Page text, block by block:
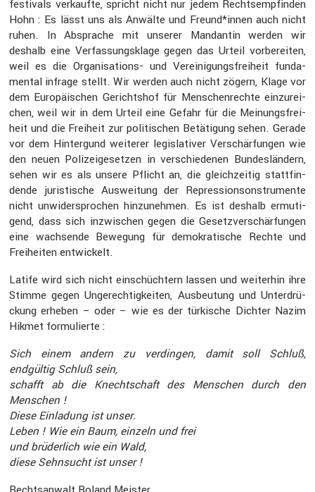
fes­ti­vals verkaufte, spricht nicht nur jedem Rechts­emp­finden
Hohn : Es lässt uns als Anwälte und Freund*innen auch nicht
ruhen. In Absprache mit unserer Mandantin werden wir
deshalb eine Verfas­sungs­klage gegen das Urteil vorbe­reiten,
weil es die Organi­sa­tions- und Verei­ni­gungs­frei­heit funda­
mental infrage stellt. Wir werden auch nicht zögern, Klage vor
dem Europäi­schen Gerichtshof für Menschen­rechte einzu­rei­
chen, weil wir in dem Urteil eine Gefahr für die Meinungs­frei­
heit und die Freiheit zur politi­schen Betäti­gung sehen. Gerade
vor dem Hinter­gund weiterer legis­la­tiver Verschär­fungen wie
den neuen Polizei­ge­setzen in verschie­denen Bundes­län­dern,
sehen wir es als unsere Pflicht an, die gleich­zeitig statt­fin­
dende juris­ti­sche Auswei­tung der Repres­si­ons­on­stru­mente
nicht unwider­spro­chen hinzu­nehmen. Es ist deshalb ermuti­
gend, dass sich inzwi­schen gegen die Gesetz­ver­schär­fungen
eine wachsende Bewegung für demokra­ti­sche Rechte und
Freiheiten entwi­ckelt.
Latife wird sich nicht einschüch­tern lassen und weiterhin ihre
Stimme gegen Ungerech­tig­keiten, Ausbeu­tung und Unter­drü­
ckung erheben – oder – wie es der türki­sche Dichter Nazim
Hikmet formu­lierte :
Sich einem andern zu verdingen, damit soll Schluß,
endgültig Schluß sein,
schafft ab die Knecht­schaft des Menschen durch den
Menschen !
Diese Einla­dung ist unser.
Leben ! Wie ein Baum, einzeln und frei
und brüder­lich wie ein Wald,
diese Sehnsucht ist unser !